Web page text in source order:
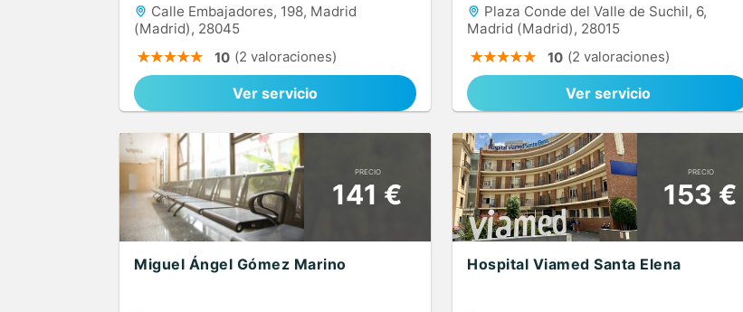
Calle Embajadores, 198, Madrid
(Madrid), 28045
10 (2 valoraciones)
Ver servicio
Plaza Conde del Valle de Suchil, 6,
Madrid (Madrid), 28015
10 (2 valoraciones)
Ver servicio
PRECIO
141 €
Miguel Ángel Gómez Marino
PRECIO
153 €
Hospital Viamed Santa Elena